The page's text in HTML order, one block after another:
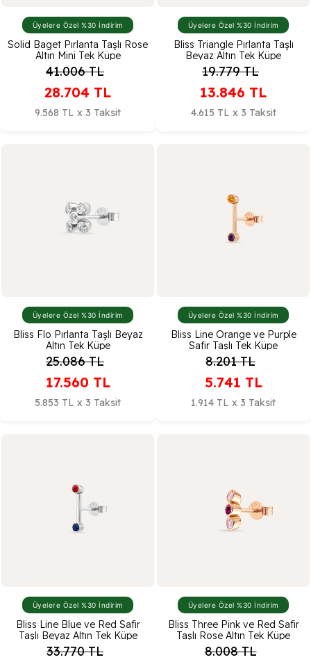
Üyelere Özel %30 İndirim
Solid Baget Pırlanta Taşlı Rose
Altın Mini Tek Küpe
41.006TL
28.704 TL
9.568 TL x 3 Taksit
Üyelere Özel %30 İndirim
Bliss Triangle Pırlanta Taşlı
Beyaz Altın Tek Küpe
19.779TL
13.846 TL
4.615 TL x 3 Taksit
Üyelere Özel %30 İndirim
Bliss Flo Pırlanta Taşlı Beyaz
Altın Tek Küpe
25.086TL
17.560 TL
5.853 TL x 3 Taksit
Üyelere Özel %30 İndirim
Bliss Line Orange ve Purple
Safir Taşlı Tek Küpe
8.201TL
5.741 TL
1.914 TL x 3 Taksit
Üyelere Özel %30 İndirim
Bliss Line Blue ve Red Safir
Taşlı Beyaz Altın Tek Küpe
33.770TL
Üyelere Özel %30 İndirim
Bliss Three Pink ve Red Safir
Taşlı Rose Altın Tek Küpe
8.008TL